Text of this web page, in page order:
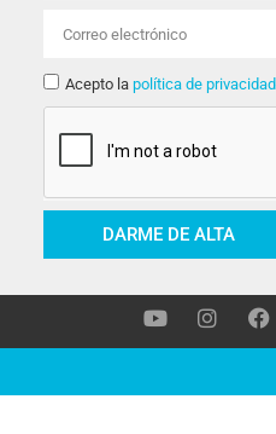
Acepto la política de privacidad
DARME DE ALTA